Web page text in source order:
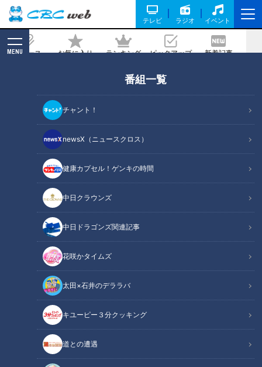
テレビ ラジオ イベント
ニュース お気に入り ランキング ピックアップ 新着記事
MENU
番組一覧
チャント！
newsX（ニュースクロス）
健康カプセル！ゲンキの時間
中日クラウンズ
中日ドラゴンズ関連記事
花咲かタイムズ
太田×石井のデララバ
キユーピー３分クッキング
道との遭遇
る“わさびマヨネーズ醤油ハンバーグ”と
は？愛知・稲沢市で人気の“マヌルパ
ン”も調査
2025/12/30 06:03
2025年12月22日放送
CBCテレビ『チャント！』食べなきゃ損する！愛されフード
チャント！